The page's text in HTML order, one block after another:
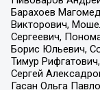
Барахоев
Викторович,
Сергеевич,
Борис Юльевич,
Тимур
Сергей
Гасан Ольга